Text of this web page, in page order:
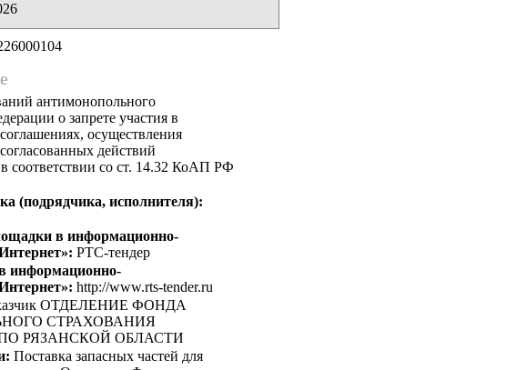
антимонопольного
о запрете участия в
осуществления
действий
в соответствии со ст. 14.32 КоАП РФ
(подрядчика, исполнителя):
в информационно-
РТС-тендер
информационно-
http://www.rts-tender.ru
ОТДЕЛЕНИЕ ФОНДА
СТРАХОВАНИЯ
РЯЗАНСКОЙ ОБЛАСТИ
Поставка запасных частей для